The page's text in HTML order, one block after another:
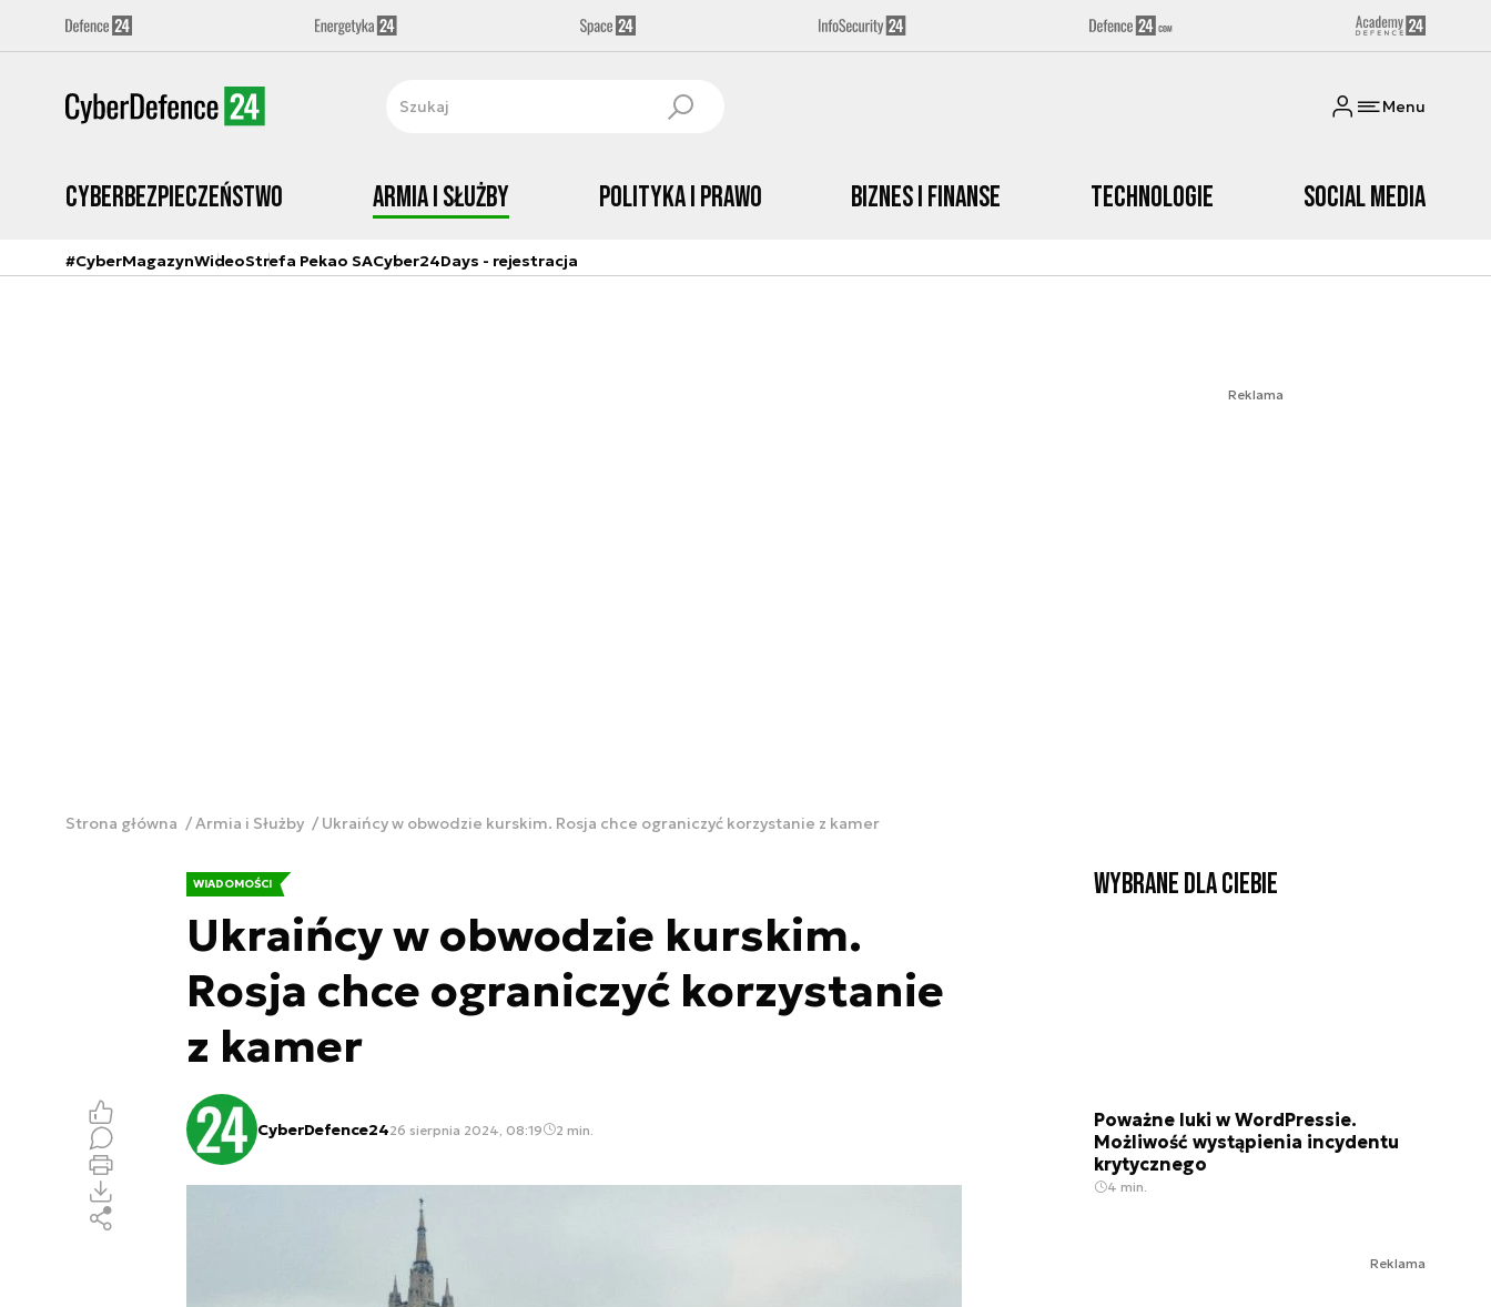
Menu
Cyberbezpieczeństwo Armia i Służby Polityka i prawo Biznes i Finanse Technologie Social media
#CyberMagazynWideoStrefa Pekao SACyber24Days - rejestracja
Reklama
Strona główna Armia i Służby Ukraińcy w obwodzie kurskim. Rosja chce ograniczyć korzystanie z kamer
WIADOMOŚCI
Ukraińcy w obwodzie kurskim.
Rosja chce ograniczyć korzystanie
z kamer
CyberDefence2426 sierpnia 2024, 08:19 2 min.
Wybrane dla Ciebie
Poważne luki w WordPressie.
Możliwość wystąpienia incydentu
krytycznego
4 min.
Reklama